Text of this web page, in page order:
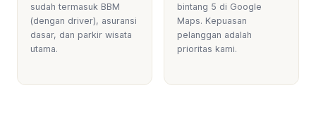
sudah termasuk BBM
(dengan driver), asuransi
dasar, dan parkir wisata
utama.
bintang 5 di Google
Maps. Kepuasan
pelanggan adalah
prioritas kami.